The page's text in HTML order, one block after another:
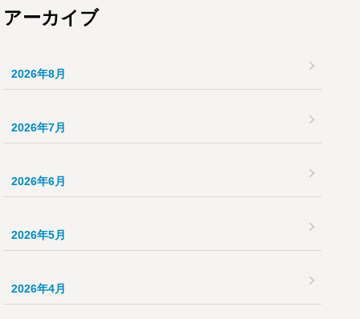
アーカイブ
2026年8月
2026年7月
2026年6月
2026年5月
2026年4月